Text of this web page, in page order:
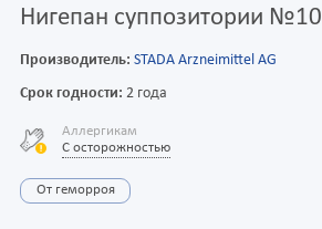
Нигепан суппозитории №10
Производитель: STADA Arzneimittel AG
Срок годности: 2 года
Аллергикам
С осторожностью
От геморроя